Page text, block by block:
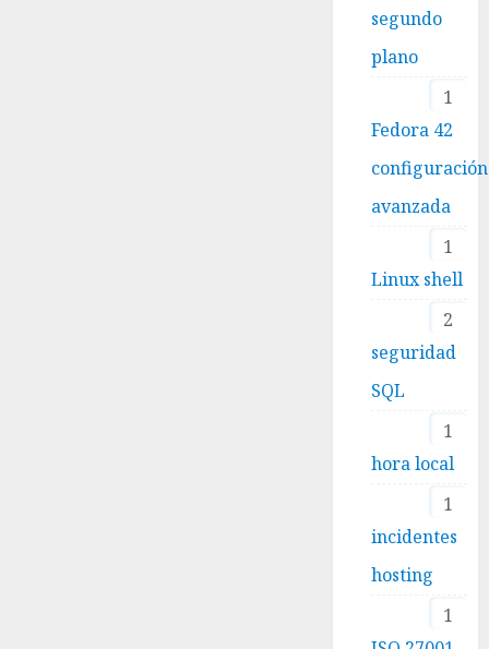
segundo
plano
1
Fedora 42
configuración
avanzada
1
Linux shell
2
seguridad
SQL
1
hora local
1
incidentes
hosting
1